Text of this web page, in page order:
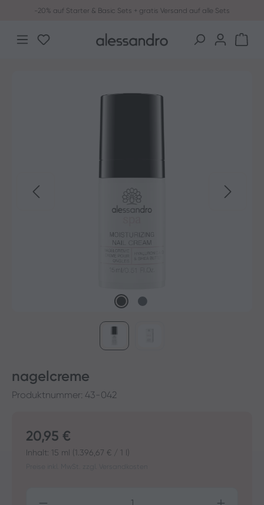
Zum Hauptinhalt springen
-20% auf Starter & Basic Sets + gratis Versand auf alle Sets
Du hast 0 Produkte auf dem Merkzettel
nagelcreme
Produktnummer: 43-042
Regulärer Preis:
20,95 €
Inhalt: 15 ml (1.396,67 € / 1 l)
Preise inkl. MwSt. zzgl. Versandkosten
Produkt Anzahl: Gib den gewünschten